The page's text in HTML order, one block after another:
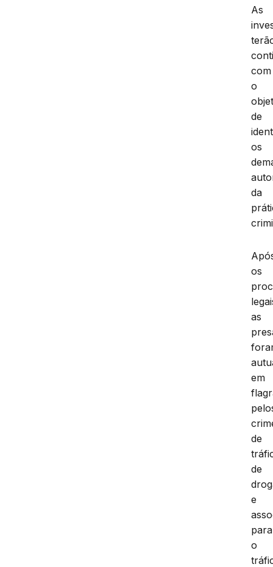
As
com
o
de
os
da
os
as
em
de
de
e
para
o